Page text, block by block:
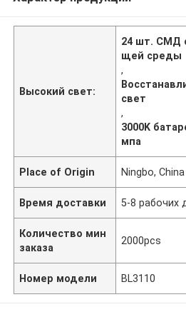
Высокий свет:
24 шт. СМД
щей среды
,
свет
,
3000K
мпа
Place of Origin Ningbo, China
Время доставки 5-8 рабочих
Количество мин
заказа
2000pcs
Номер модели BL3110